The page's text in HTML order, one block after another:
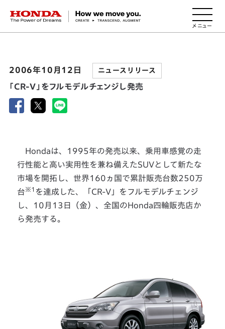
HONDA The Power of Dreams
2006年10月12日 ニュースリリース
「CR-V」をフルモデルチェンジし発売
Hondaは、1995年の発売以来、乗用車感覚の走
行性能と高い実用性を兼ね備えたSUVとして新たな
市場を開拓し、世界160ヵ国で累計販売台数250万
台※1 を達成した、「CR-V」をフルモデルチェンジ
し、10月13日（金）、全国のHonda四輪販売店か
ら発売する。